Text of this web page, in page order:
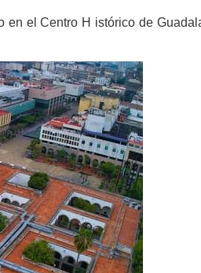
el Centro H istórico de